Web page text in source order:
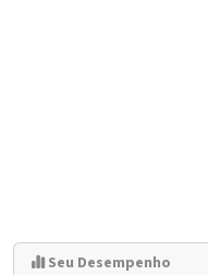
Seu Desempenho